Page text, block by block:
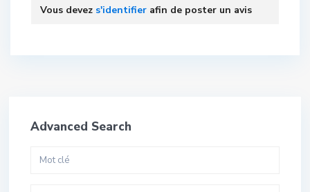
Vous devez s'identifier afin de poster un avis
Advanced Search